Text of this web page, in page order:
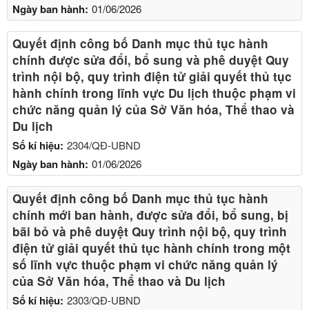
Ngày ban hành: 01/06/2026
Số kí hiệu: 2304/QĐ-UBND
Ngày ban hành: 01/06/2026
Quyết định công bố Danh mục thủ tục hành
chính được sửa đổi, bổ sung và phê duyệt Quy
trình nội bộ, quy trình điện tử giải quyết thủ tục
hành chính trong lĩnh vực Du lịch thuộc phạm vi
chức năng quản lý của Sở Văn hóa, Thể thao và
Du lịch
Số kí hiệu: 2303/QĐ-UBND
Quyết định công bố Danh mục thủ tục hành
chính mới ban hành, được sửa đổi, bổ sung, bị
bãi bỏ và phê duyệt Quy trình nội bộ, quy trình
điện tử giải quyết thủ tục hành chính trong một
số lĩnh vực thuộc phạm vi chức năng quản lý
của Sở Văn hóa, Thể thao và Du lịch